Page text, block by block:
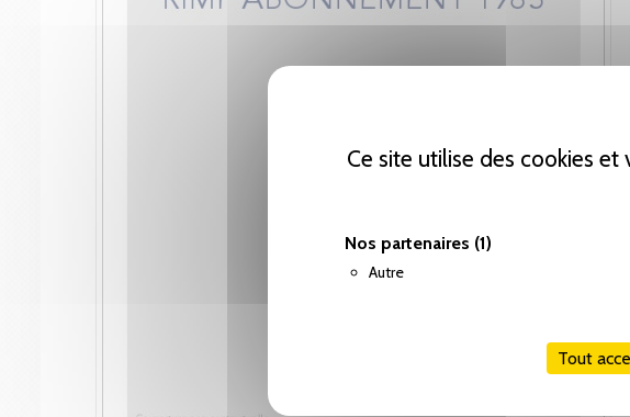
Ce site utilise des cookies
Nos partenaires (1)
Autre
Tout